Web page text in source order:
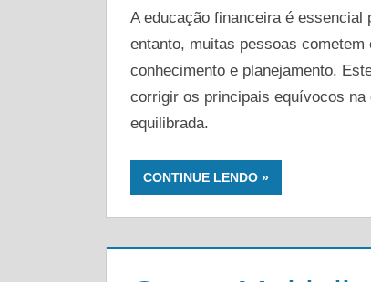
A educação financeira é
entanto, muitas pessoas
conhecimento e planejamento.
corrigir os principais equívocos
equilibrada.
CONTINUE LENDO